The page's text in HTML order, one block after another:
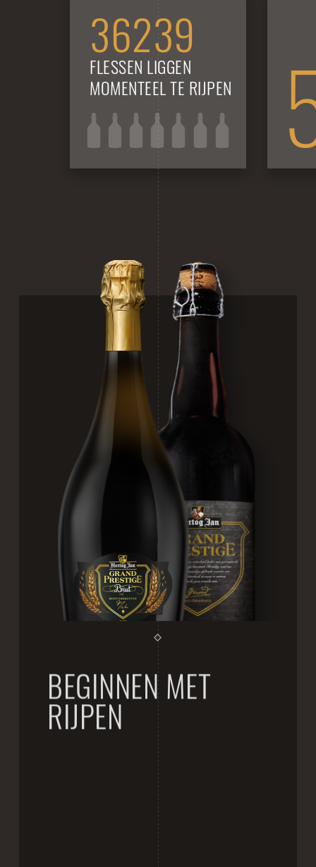
36239
FLESSEN LIGGEN
MOMENTEEL TE RIJPEN
BEGINNEN MET
RIJPEN
Mocht je graag een fles Hertog Jan Grand Prestige
wegleggen, maar er nog geen in huis hebben, dan
verwelkomen we je graag in onze brouwerijwinkel.
BESTEL EEN FLES